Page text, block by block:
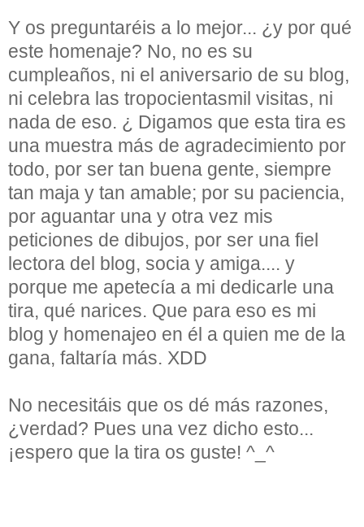
Y os preguntaréis a lo mejor... ¿y por qué
este homenaje? No, no es su
cumpleaños, ni el aniversario de su blog,
ni celebra las tropocientasmil visitas, ni
nada de eso. ¿ Digamos que esta tira es
una muestra más de agradecimiento por
todo, por ser tan buena gente, siempre
tan maja y tan amable; por su paciencia,
por aguantar una y otra vez mis
peticiones de dibujos, por ser una fiel
lectora del blog, socia y amiga.... y
porque me apetecía a mi dedicarle una
tira, qué narices. Que para eso es mi
blog y homenajeo en él a quien me de la
gana, faltaría más. XDD
No necesitáis que os dé más razones,
¿verdad? Pues una vez dicho esto...
¡espero que la tira os guste! ^_^